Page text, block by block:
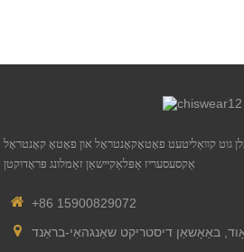
גוט קוואַליטעט פאָטאָקאָנטראָל און פאָטאָ קאָנטראָל
אַקסעסעריז אַפּלאַקיישאַן זאַמלונג פּראָדוקטן
+86 15900829072
הוטאַי ראָוד, באַאָשאַן דיסטריקט שאַנגהאַי-בראַנד